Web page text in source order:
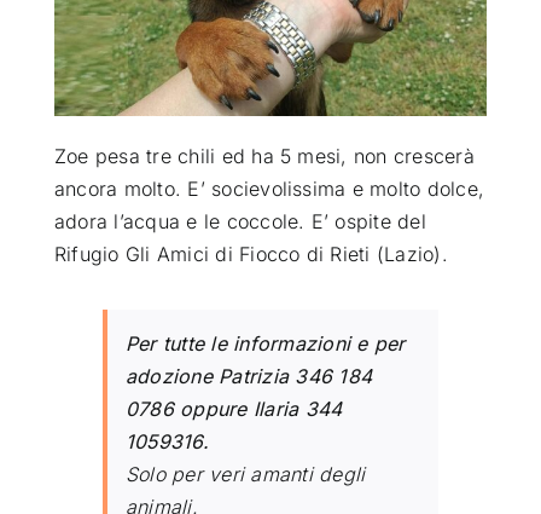
CHI SIAMO
RUBRICHE
SEMPRE CON ME
Zoe pesa tre chili ed ha 5 mesi, non crescerà
ancora molto. E’ socievolissima e molto dolce,
adora l’acqua e le coccole. E’ ospite del
Rifugio Gli Amici di Fiocco di Rieti (Lazio).
Per tutte le informazioni e per
adozione Patrizia 346 184
0786 oppure Ilaria 344
1059316.
Solo per veri amanti degli
animali.